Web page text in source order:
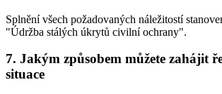
Splnění všech požadovaných náležitostí
"Údržba stálých úkrytů civilní ochrany".
7. Jakým způsobem můžete zahájit
situace